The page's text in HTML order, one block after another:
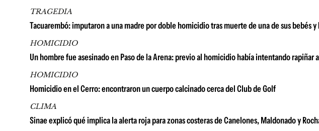
TRAGEDIA
Tacuarembó: imputaron a una madre por doble homicidio tras muerte de una de sus bebés
HOMICIDIO
Un hombre fue asesinado en Paso de la Arena: previo al homicidio había intentando rapiñar
HOMICIDIO
Homicidio en el Cerro: encontraron un cuerpo calcinado cerca del Club de Golf
CLIMA
Sinae explicó qué implica la alerta roja para zonas costeras de Canelones, Maldonado y